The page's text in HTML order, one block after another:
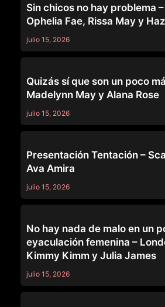
Sin chicos no hay problema
Ophelia Fae, Rissa May y
julio 15, 2026
Quizás sí que son un poco
Madelynn May y Alana Rose
julio 15, 2026
Presentación Tentación –
Ava Amira
julio 15, 2026
No hay nada de malo en un
eyaculación femenina –
Kimmy Kimm y Julia James
julio 15, 2026